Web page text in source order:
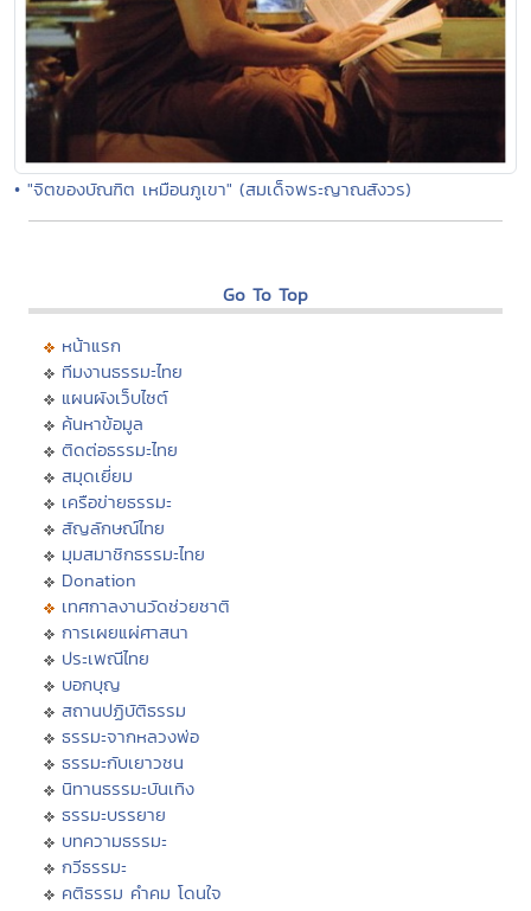
• "จิตของบัณฑิต เหมือนภูเขา" (สมเด็จพระญาณสังวร)
Go To Top
หน้าแรก
ทีมงานธรรมะไทย
แผนผังเว็บไซต์
ค้นหาข้อมูล
ติดต่อธรรมะไทย
สมุดเยี่ยม
เครือข่ายธรรมะ
สัญลักษณ์ไทย
มุมสมาชิกธรรมะไทย
Donation
เทศกาลงานวัดช่วยชาติ
การเผยแผ่ศาสนา
ประเพณีไทย
บอกบุญ
สถานปฏิบัติธรรม
ธรรมะจากหลวงพ่อ
ธรรมะกับเยาวชน
นิทานธรรมะบันเทิง
ธรรมะบรรยาย
บทความธรรมะ
กวีธรรมะ
คติธรรม คำคม โดนใจ